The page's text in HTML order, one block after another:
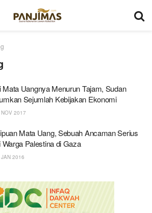
Mata Uangnya Menurun Tajam, Sudan
Sejumlah Kebijakan Ekonomi
2017
Mata Uang, Sebuah Ancaman Serius
Warga Palestina di Gaza
2016